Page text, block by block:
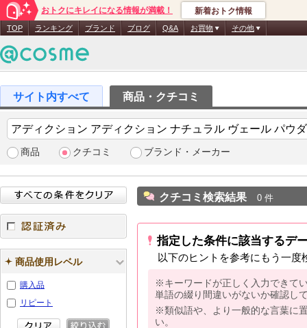
おトクにキレイになる情報が満載！ 新着おトク情報
TOP ランキング ブランド ブログ Q&A お買物 その他
商品・クチコミ
商品 クチコミ ブランド・メーカー
クチコミ検索結果 0 件
指定した条件に該当するデ
以下のヒントを参考にもう一度
※キーワードが正しく入力できて
単語の綴り間違いがないか確認し
※類似語や、より一般的な言葉に
い。
認証済み
商品使用レベル
購入品
リピート